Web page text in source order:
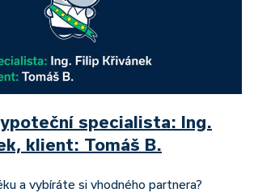
specialista: Ing.
klient: Tomáš B.
a vybíráte si vhodného partnera?